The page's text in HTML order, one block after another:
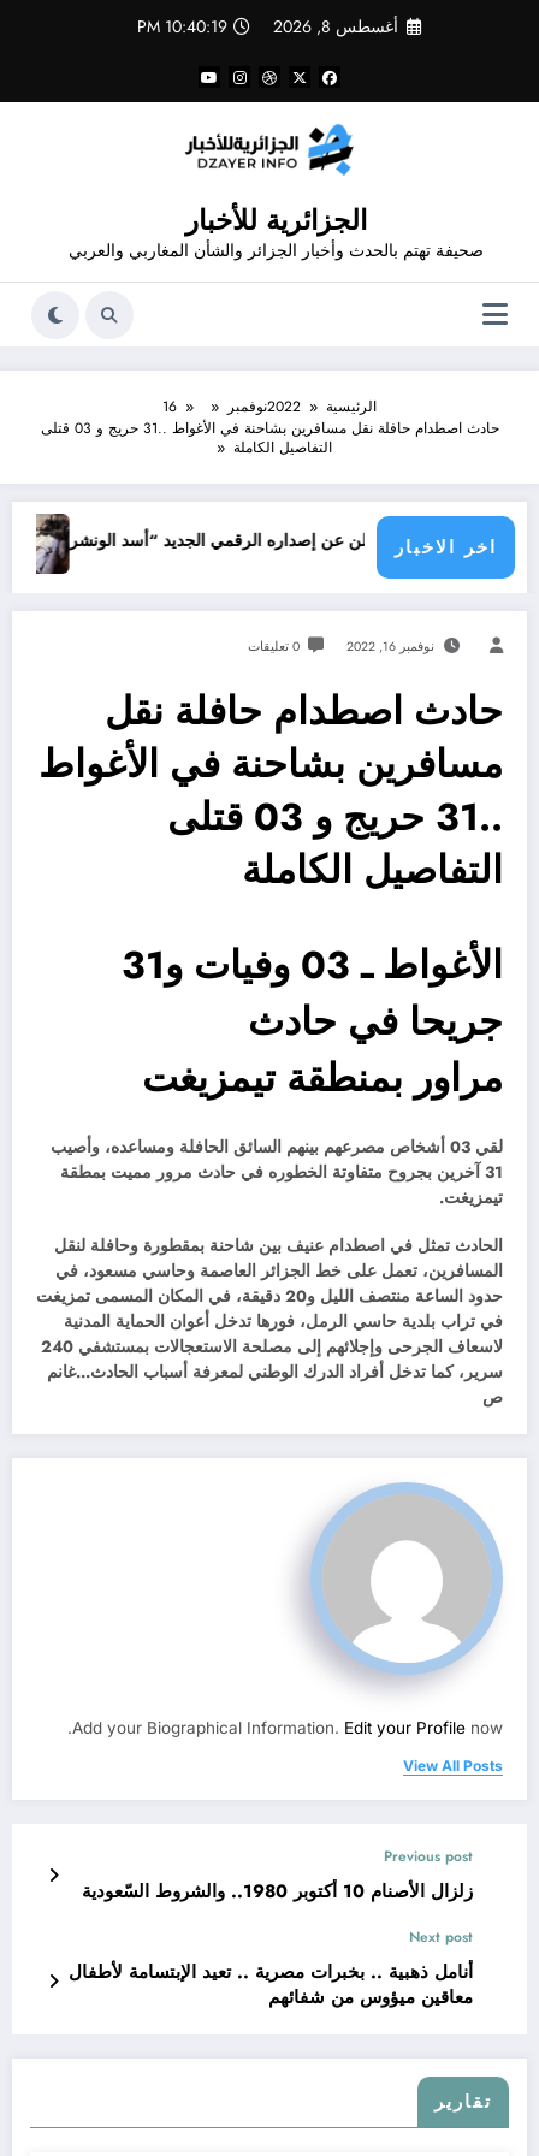
أغسطس 8, 2026 10:40:19 PM
الجزائرية للأخبار
صحيفة تهتم بالحدث وأخبار الجزائر والشأن المغاربي والعربي
الرئيسية 2022نوفمبر
16
حادث اصطدام حافلة نقل مسافرين بشاحنة في الأغواط ..31 حريج و 03 قتلى
التفاصيل الكاملة
اخر الاخبار
شاهد يعلن عن إصداره الرقمي الجديد “أسد الونشريس” تخليدا لنضال
جرائم
نوفمبر 16, 2022 0 تعليقات
حادث اصطدام حافلة نقل
مسافرين بشاحنة في الأغواط
..31 حريج و 03 قتلى
التفاصيل الكاملة
الأغواط ـ 03 وفيات و31
جريحا في حادث
مراور بمنطقة تيمزيغت
لقي 03 أشخاص مصرعهم بينهم السائق الحافلة ومساعده، وأصيب
31 آخرين بجروح متفاوتة الخطوره في حادث مرور مميت بمطقة
تيمزيغت.
الحادث تمثل في اصطدام عنيف بين شاحنة بمقطورة وحافلة لنقل
المسافرين، تعمل على خط الجزائر العاصمة وحاسي مسعود، في
حدود الساعة منتصف الليل و20 دقيقة، في المكان المسمى تمزيغت
في تراب بلدية حاسي الرمل، فورها تدخل أعوان الحماية المدنية
لاسعاف الجرحى وإجلائهم إلى مصلحة الاستعجالات بمستشفي 240
سرير، كما تدخل أفراد الدرك الوطني لمعرفة أسباب الحادث.
..غانم
ص
Add your Biographical Information. Edit your Profile now.
View All Posts
Previous post
زلزال الأصنام 10 أكتوبر 1980.. والشروط السّعودية
Next post
أنامل ذهبية .. بخبرات مصرية .. تعيد الإبتسامة لأطفال
معاقين ميؤوس من شفائهم
تقارير